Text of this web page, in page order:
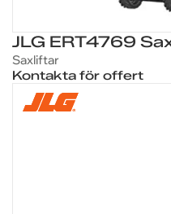
JLG ERT4769
Saxliftar
Kontakta för offert